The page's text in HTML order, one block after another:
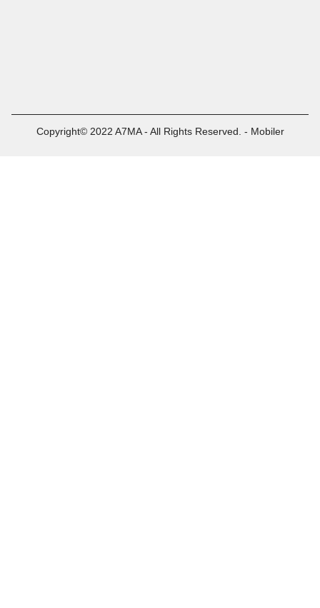
Copyright© 2022 A7MA - All Rights Reserved. - Mobiler